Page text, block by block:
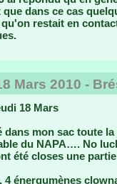
que dans ce cas
restait en
Mars 2010 -
18 Mars
dans mon sac toute
du NAPA…. No
été closes une
4 énergumènes